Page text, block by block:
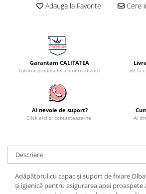
Adauga la Favorite Cere
Garantam CALITATEA
tuturor produselor comercializate de la
Ai nevoie de suport?
Click aici si contacteaza-ne! Ai
Descriere
Adăpătorul cu capac și suport de fixare
și igienică pentru asigurarea apei proaspete